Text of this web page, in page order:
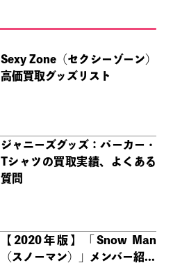
Sexy Zone（セクシーゾーン）
高価買取グッズリスト
ジャニーズグッズ：パーカー・
Tシャツの買取実績、よくある
質問
【2020年版】「Snow Man
（スノーマン）」メンバー紹...